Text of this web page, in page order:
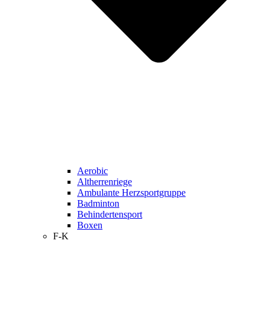
Aerobic
Altherrenriege
Ambulante Herzsportgruppe
Badminton
Behindertensport
Boxen
F-K